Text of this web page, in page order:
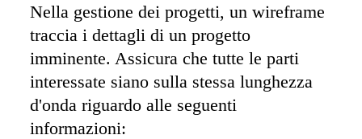
Nella gestione dei progetti, un wireframe
traccia i dettagli di un progetto
imminente. Assicura che tutte le parti
interessate siano sulla stessa lunghezza
d'onda riguardo alle seguenti
informazioni: